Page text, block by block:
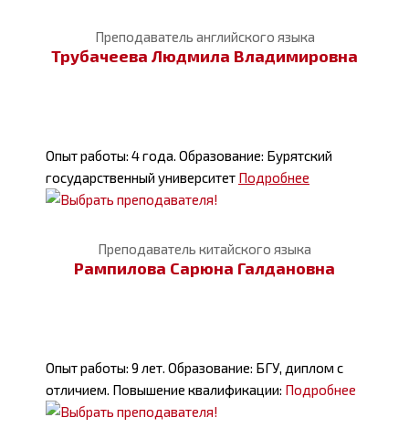
Преподаватель английского языка
Трубачеева Людмила Владимировна
Опыт работы: 4 года. Образование: Бурятский
государственный университет Подробнее
Преподаватель китайского языка
Рампилова Сарюна Галдановна
Опыт работы: 9 лет. Образование: БГУ, диплом с
отличием. Повышение квалификации: Подробнее